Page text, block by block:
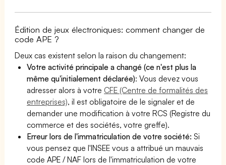
Édition de jeux électroniques: comment changer de
code APE ?
Deux cas existent selon la raison du changement:
Votre activité principale a changé (ce n'est plus la
même qu'initialement déclarée): Vous devez vous
adresser alors à votre CFE (Centre de formalités des
entreprises), il est obligatoire de le signaler et de
demander une modification à votre RCS (Registre du
commerce et des sociétés, votre greffe).
Erreur lors de l'immatriculation de votre société:Si
vous pensez que l'INSEE vous a attribué un mauvais
code APE / NAF lors de l'immatriculation de votre